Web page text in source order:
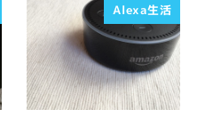
Alexa生活